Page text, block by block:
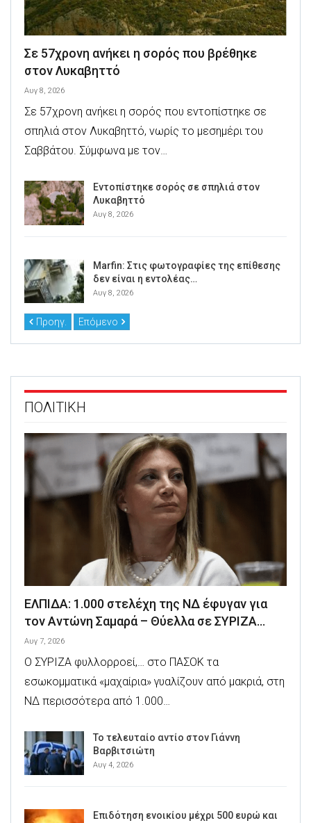
Σε 57χρονη ανήκει η σορός που βρέθηκε
στον Λυκαβηττό
Αυγ 8, 2026
Σε 57χρονη ανήκει η σορός που εντοπίστηκε σε
σπηλιά στον Λυκαβηττό, νωρίς το μεσημέρι του
Σαββάτου. Σύμφωνα με τον…
Εντοπίστηκε σορός σε σπηλιά στον
Λυκαβηττό
Αυγ 8, 2026
Marfin: Στις φωτογραφίες της επίθεσης
δεν είναι η εντολέας…
Αυγ 8, 2026
Προηγ. Επόμενο
ΠΟΛΙΤΙΚΗ
ΕΛΠΙΔΑ: 1.000 στελέχη της ΝΔ έφυγαν για
τον Αντώνη Σαμαρά – Θύελλα σε ΣΥΡΙΖΑ…
Αυγ 7, 2026
Ο ΣΥΡΙΖΑ φυλλορροεί,… στο ΠΑΣΟΚ τα
εσωκομματικά «μαχαίρια» γυαλίζουν από μακριά, στη
ΝΔ περισσότερα από 1.000…
Το τελευταίο αντίο στον Γιάννη
Βαρβιτσιώτη
Αυγ 4, 2026
Επιδότηση ενοικίου μέχρι 500 ευρώ και